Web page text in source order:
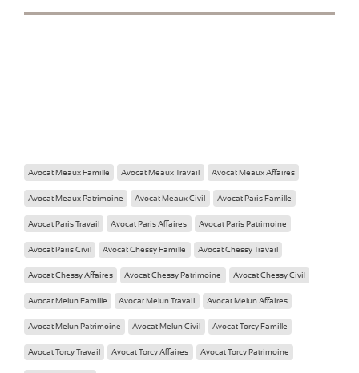
Avocat Meaux Famille Avocat Meaux Travail Avocat Meaux Affaires
Avocat Meaux Patrimoine Avocat Meaux Civil Avocat Paris Famille
Avocat Paris Travail Avocat Paris Affaires Avocat Paris Patrimoine
Avocat Paris Civil Avocat Chessy Famille Avocat Chessy Travail
Avocat Chessy Affaires Avocat Chessy Patrimoine Avocat Chessy Civil
Avocat Melun Famille Avocat Melun Travail Avocat Melun Affaires
Avocat Melun Patrimoine Avocat Melun Civil Avocat Torcy Famille
Avocat Torcy Travail Avocat Torcy Affaires Avocat Torcy Patrimoine